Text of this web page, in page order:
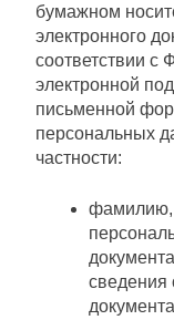
бумажном
электронного
соответствии
электронной
письменной
персональных
частности:
фамилию,
сведения